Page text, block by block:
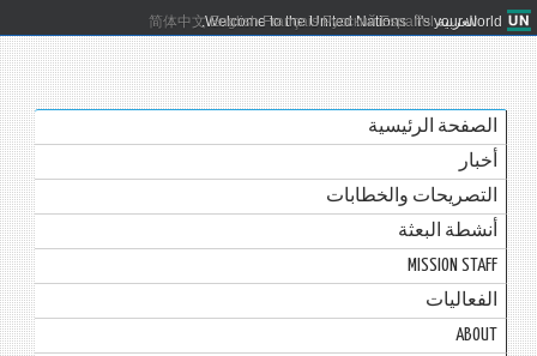
Welcome to the United Nations. It's your world.
العربية 简体中文 English Français Русский Español
الصفحة الرئيسية
أخبار
التصريحات والخطابات
أنشطة البعثة
MISSION STAFF
الفعاليات
ABOUT